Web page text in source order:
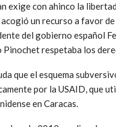
exige con ahinco la
acogió un recurso a favor
del gobierno español
Pinochet respetaba los
que el esquema
por la USAID, que
en Caracas.